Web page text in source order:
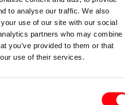
to analyse our traffic. We also
use of our site with our social
partners who may combine
you’ve provided to them or that
use of their services.
Wip/drukker
Basiselement met complete